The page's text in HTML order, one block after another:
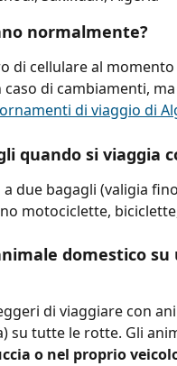
normalmente?
di cellulare al
caso di cambiamenti,
di viaggio di
quando si viaggia
due bagagli (valigia
motociclette,
domestico
di viaggiare con
su tutte le rotte. Gli
o nel proprio